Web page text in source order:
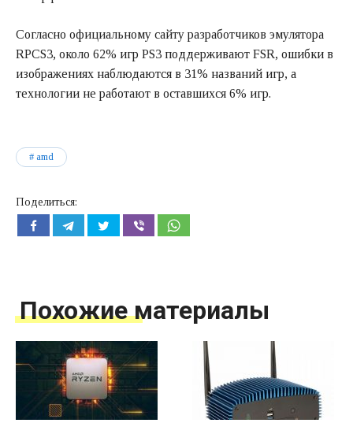
Согласно официальному сайту разработчиков эмулятора
RPCS3, около 62% игр PS3 поддерживают FSR, ошибки в
изображениях наблюдаются в 31% названий игр, а
технологии не работают в оставшихся 6% игр.
amd
Поделиться:
Похожие материалы